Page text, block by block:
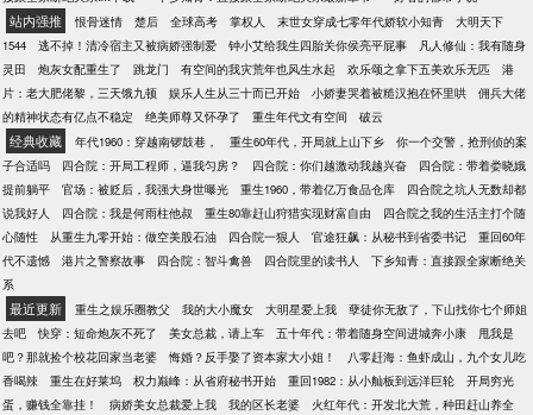
站内强推 恨骨迷情 楚后 全球高考 掌权人 末世女穿成七零年代娇软小知青
大明天下
1544
逃不掉！清冷宿主又被病娇强制爱 钟小艾给我生四胎关你侯亮平屁事
凡人修仙：我有随身
灵田
炮灰女配重生了 跳龙门 有空间的我灾荒年也风生水起 欢乐颂之拿下五美欢乐无匹
港
片：老大肥佬黎，三天饿九顿
娱乐人生从三十而已开始 小娇妻哭着被糙汉抱在怀里哄
佣兵大佬
的精神状态有亿点不稳定
绝美师尊又怀孕了 重生年代文有空间 破云
经典收藏 年代1960：穿越南锣鼓巷， 重生60年代，开局就上山下乡
你一个交警，抢刑侦的案
子合适吗
四合院：开局工程师，逼我匀房？ 四合院：你们越激动我越兴奋
四合院：带着娄晓娥
提前躺平
官场：被贬后，我强大身世曝光 重生1960，带着亿万食品仓库
四合院之坑人无数却都
说我好人
四合院：我是何雨柱他叔 重生80靠赶山狩猎实现财富自由
四合院之我的生活主打个随
心随性
从重生九零开始：做空美股石油 四合院一狠人 官途狂飙：从秘书到省委书记
重回60年
代不遗憾
港片之警察故事 四合院：智斗禽兽 四合院里的读书人
下乡知青：直接跟全家断绝关
系
最近更新 重生之娱乐圈教父 我的大小魔女 大明星爱上我
孽徒你无敌了，下山找你七个师姐
去吧
快穿：短命炮灰不死了 美女总裁，请上车 五十年代：带着随身空间进城奔小康
甩我是
吧？那就捡个校花回家当老婆
悔婚？反手娶了资本家大小姐！
八零赶海：鱼虾成山，九个女儿吃
香喝辣
重生在好莱坞 权力巅峰：从省府秘书开始 重回1982：从小舢板到远洋巨轮
开局穷光
蛋，赚钱全靠挂！
病娇美女总裁爱上我 我的区长老婆
火红年代：开发北大荒，种田赶山养全